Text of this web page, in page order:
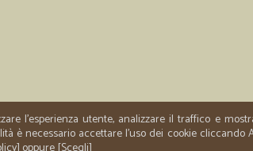
l'esperienza utente, analizzare il traffico e
è necessario accettare l'uso dei cookie cliccando